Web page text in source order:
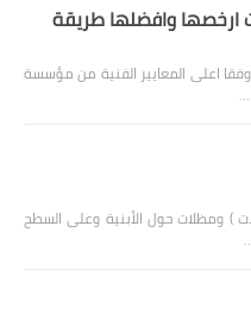
ارخصها وافضلها طريقة
اعلى المعايير الفنية من مؤسسة
) ومظلات حول الأبنية وعلى السطح